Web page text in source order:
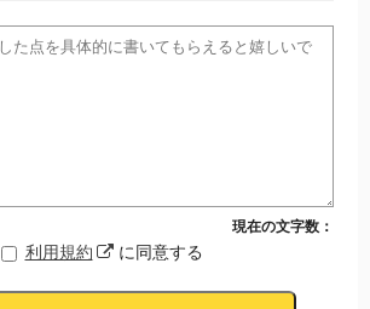
現在の文字数：
利用規約 に同意する